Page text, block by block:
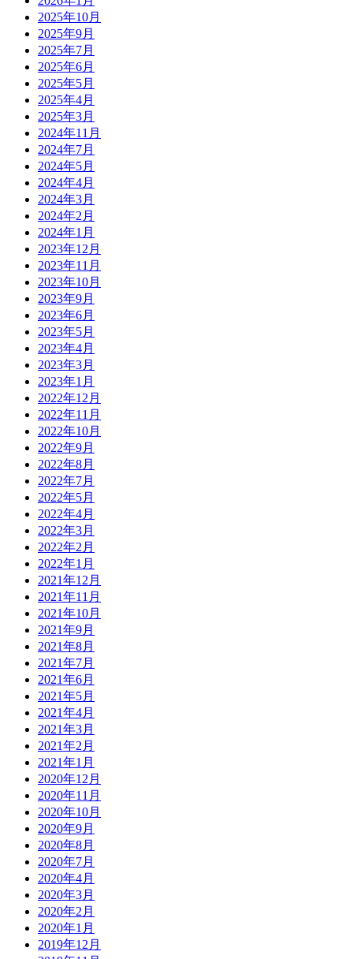
2025年10月
2025年9月
2025年7月
2025年6月
2025年5月
2025年4月
2025年3月
2024年11月
2024年7月
2024年5月
2024年4月
2024年3月
2024年2月
2024年1月
2023年12月
2023年11月
2023年10月
2023年9月
2023年6月
2023年5月
2023年4月
2023年3月
2023年1月
2022年12月
2022年11月
2022年10月
2022年9月
2022年8月
2022年7月
2022年5月
2022年4月
2022年3月
2022年2月
2022年1月
2021年12月
2021年11月
2021年10月
2021年9月
2021年8月
2021年7月
2021年6月
2021年5月
2021年4月
2021年3月
2021年2月
2021年1月
2020年12月
2020年11月
2020年10月
2020年9月
2020年8月
2020年7月
2020年4月
2020年3月
2020年2月
2020年1月
2019年12月